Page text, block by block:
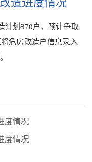
计划870户，预计争取
危房改造户信息录入
度情况
度情况